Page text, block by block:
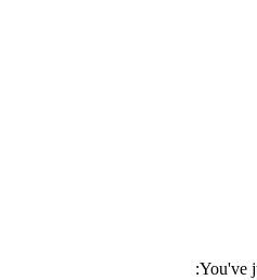
You've